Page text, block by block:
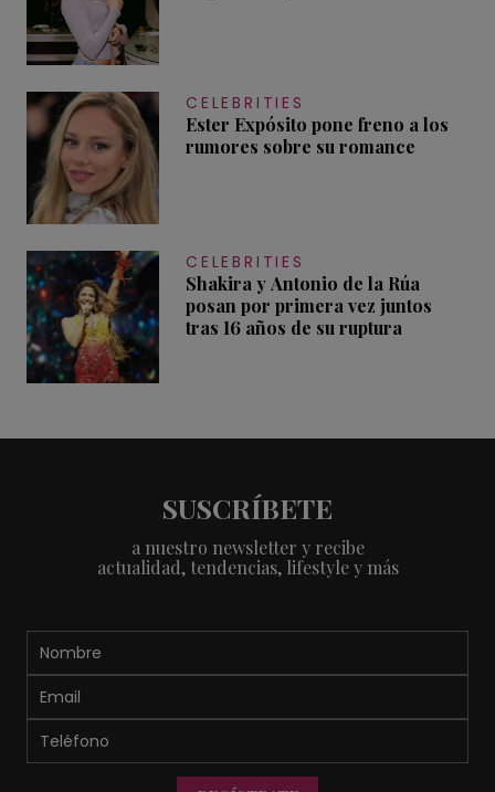
CELEBRITIES
Ester Expósito pone freno a los
rumores sobre su romance
CELEBRITIES
Shakira y Antonio de la Rúa
posan por primera vez juntos
tras 16 años de su ruptura
SUSCRÍBETE
a nuestro newsletter y recibe
actualidad, tendencias, lifestyle y más